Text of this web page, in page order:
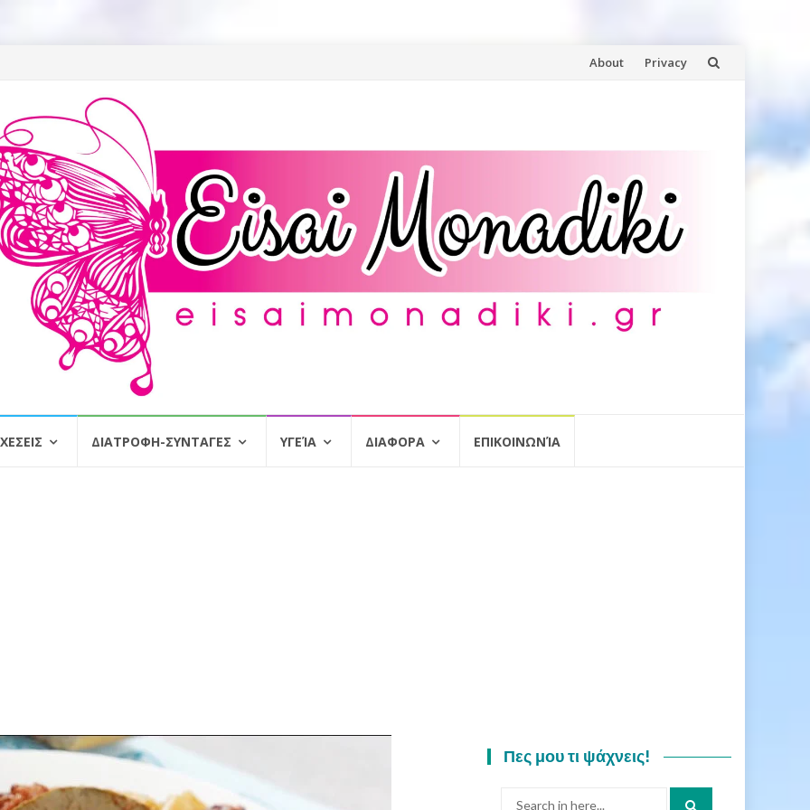
Skip
About Privacy
ΔΙΑΤΡΟΦΗ-ΣΥΝΤΑΓΕΣ ΥΓΕΊΑ ΔΙΑΦΟΡΑ ΕΠΙΚΟΙΝΩΝΊΑ
Πες μου τι ψάχνεις!